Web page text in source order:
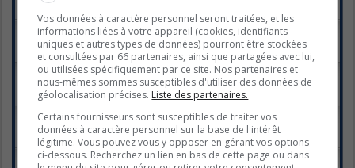
Curling
Dernier message partitepuce36«ven. févr. 21, 2014 4:58 pm
Réponses :19
slopestyle
Dernier message parKaylee«jeu. févr. 13, 2014 8:59 am
Réponses : 11
SKI ALPIN HOMMES DESCENTE
Dernier message parKaylee «dim. févr. 09, 2014 5:35 am
Réponses :1
Cérémonies d'ouverture
Vos données à caractère personnel seront traitées, et les
informations liées à votre appareil (cookies, identifiants
uniques et autres types de données) pourront être stockées
et consultées par 66 partenaires, ainsi que partagées avec lui,
ou utilisées spécifiquement par ce site. Nos partenaires et
nous-mêmes sommes susceptibles d'utiliser des données de
géolocalisation précises. Liste des partenaires.
Certains fournisseurs sont susceptibles de traiter vos
données à caractère personnel sur la base de l'intérêt
légitime. Vous pouvez vous y opposer en gérant vos options
ci-dessous. Recherchez un lien en bas de cette page ou dans